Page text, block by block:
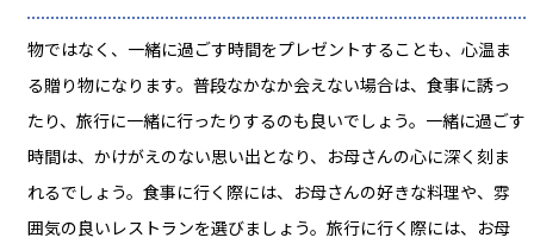
物ではなく、一緒に過ごす時間をプレゼントすることも、心温ま
る贈り物になります。普段なかなか会えない場合は、食事に誘っ
たり、旅行に一緒に行ったりするのも良いでしょう。一緒に過ごす
時間は、かけがえのない思い出となり、お母さんの心に深く刻ま
れるでしょう。食事に行く際には、お母さんの好きな料理や、雰
囲気の良いレストランを選びましょう。旅行に行く際には、お母